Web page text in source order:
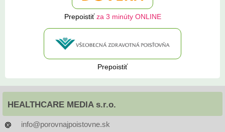
Prepoistiťza 3 minúty ONLINE
Prepoistiť
HEALTHCARE MEDIA s.r.o.
info@porovnajpoistovne.sk